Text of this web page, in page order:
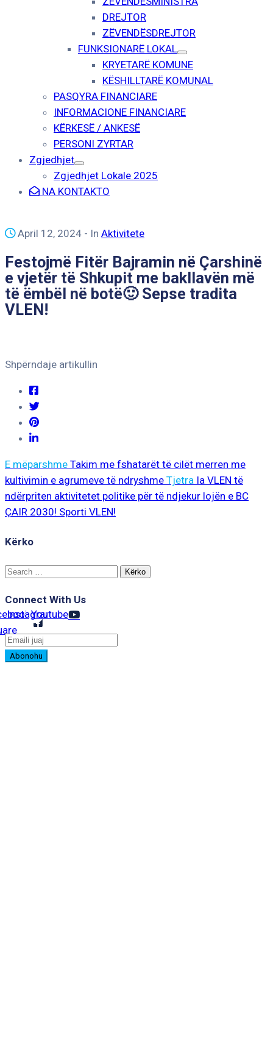
DREJTOR
ZËVENDËSDREJTOR
FUNKSIONARË LOKAL
KRYETARË KOMUNE
KËSHILLTARË KOMUNAL
PASQYRA FINANCIARE
INFORMACIONE FINANCIARE
KËRKESË / ANKESË
PERSONI ZYRTAR
Zgjedhjet
Zgjedhjet Lokale 2025
NA KONTAKTO
April 12, 2024 - In Aktivitete
Festojmë Fitër Bajramin në Çarshinë
e vjetër të Shkupit me bakllavën më
të ëmbël në botë🙂 Sepse tradita
VLEN!
Shpërndaje artikullin
E mëparshme Takim me fshatarët të cilët merren me
kultivimin e agrumeve të ndryshme Tjetra Ia VLEN të
ndërpriten aktivitetet politike për të ndjekur lojën e BC
ÇAIR 2030! Sporti VLEN!
Kërko
Search
Connect With Us
Instagram
Youtube